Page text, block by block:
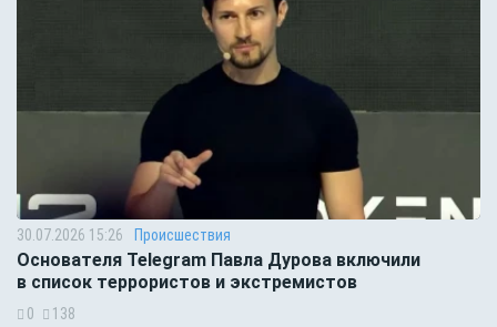
30.07.2026 15:26 Происшествия
Основателя Telegram Павла Дурова включили
в список террористов и экстремистов
0 138